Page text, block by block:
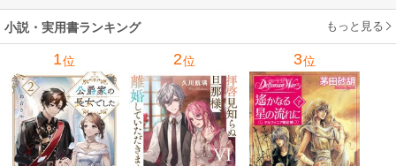
小説・実用書ランキング もっと見る
1位 2位 3位